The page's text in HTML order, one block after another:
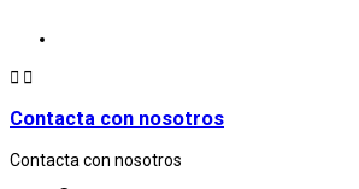
 
Contacta con nosotros
Contacta con nosotros